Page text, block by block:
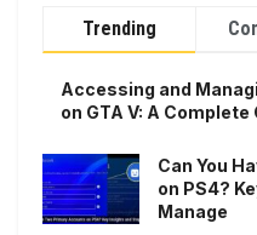
Trending
Accessing and
on GTA V: A Complete
Can You
on PS4?
Manage